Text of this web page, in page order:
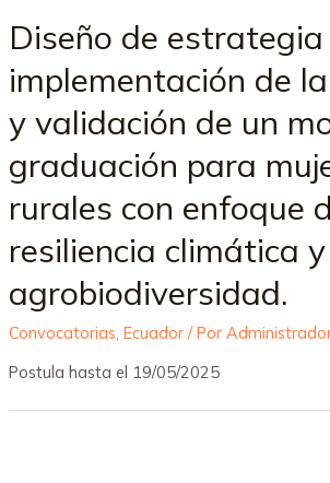
Diseño de estrategia
implementación de
y validación de un
graduación para
rurales con enfoque
resiliencia climática y
agrobiodiversidad.
Convocatorias Ecuador/ Por
Postula hasta el 19/05/2025